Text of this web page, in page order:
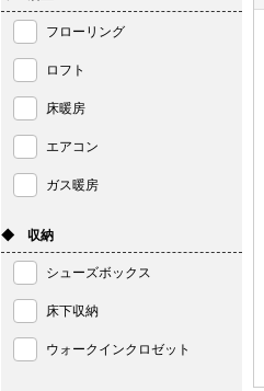
フローリング
ロフト
床暖房
エアコン
ガス暖房
◆ 収納
シューズボックス
床下収納
ウォークインクロゼット